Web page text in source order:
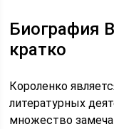
Биография
кратко
Короленко
литературных
множество